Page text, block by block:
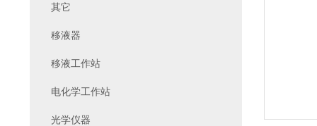
其它
移液器
移液工作站
电化学工作站
光学仪器